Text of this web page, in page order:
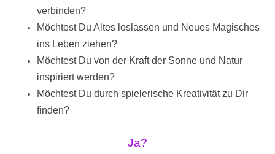
verbinden?
Möchtest Du Altes loslassen und Neues Magisches
ins Leben ziehen?
Möchtest Du von der Kraft der Sonne und Natur
inspiriert werden?
Möchtest Du durch spielerische Kreativität zu Dir
finden?
Ja?